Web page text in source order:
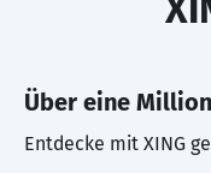
Über eine
Entdecke mit XING